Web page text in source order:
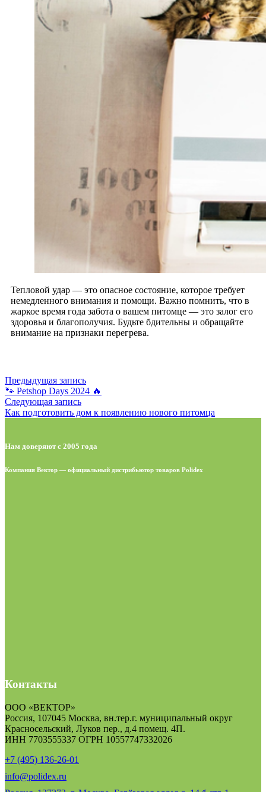
Тепловой удар — это опасное состояние, которое требует
немедленного внимания и помощи. Важно помнить, что в
жаркое время года забота о вашем питомце — это залог его
здоровья и благополучия. Будьте бдительны и обращайте
внимание на признаки перегрева.
Предыдущая запись
🐾 Petshop Days 2024 🔥
Следующая запись
Как подготовить дом к появлению нового питомца
Нам доверяют с 2005 года
Компания Вектор — официальный дистрибьютор товаров Polidex
Контакты
ООО «ВЕКТОР»
Россия, 107045 Москва, вн.тер.г. муниципальный округ
Красносельский, Луков пер., д.4 помещ. 4П.
ИНН 7703555337 ОГРН 10557747332026
+7 (495) 136-26-01
info@polidex.ru